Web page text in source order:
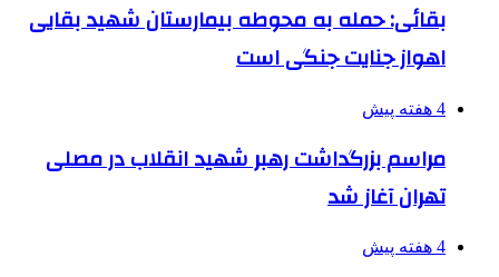
بقائی: حمله به محوطه بیمارستان شهید بقایی
اهواز جنایت جنگی است
4 هفته پیش
مراسم بزرگداشت رهبر شهید انقلاب در مصلی
تهران آغاز شد
4 هفته پیش